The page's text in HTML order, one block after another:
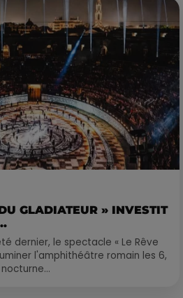
GLADIATEUR » INVESTIT
dernier, le spectacle « Le Rêve
l'amphithéâtre romain les 6,